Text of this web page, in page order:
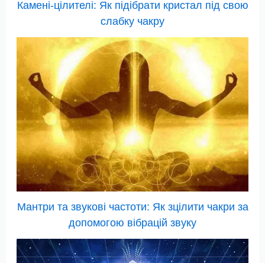
Камені-цілителі: Як підібрати кристал під свою
слабку чакру
Мантри та звукові частоти: Як зцілити чакри за
допомогою вібрацій звуку